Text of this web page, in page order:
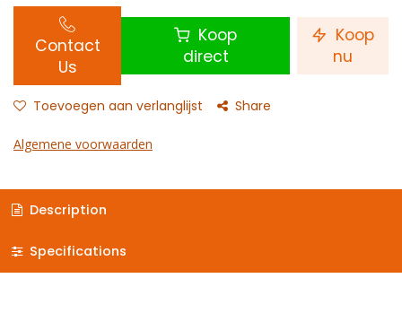
Contact
Us
Koop
direct
Koop
nu
Toevoegen aan verlanglijst Share
Algemene voorwaarden
Description
Specifications